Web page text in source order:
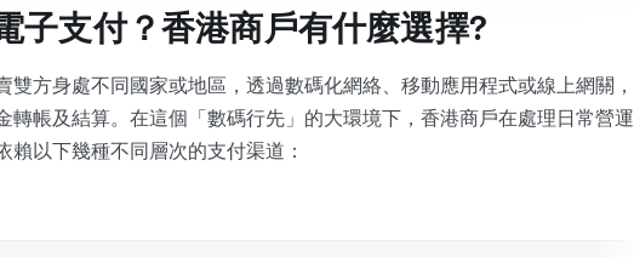
子支付？香港商戶有什麼選擇?
雙方身處不同國家或地區，透過數碼化網絡、移動應用程式或線上網關，
轉帳及結算。在這個「數碼行先」的大環境下，香港商戶在處理日常營運
賴以下幾種不同層次的支付渠道：